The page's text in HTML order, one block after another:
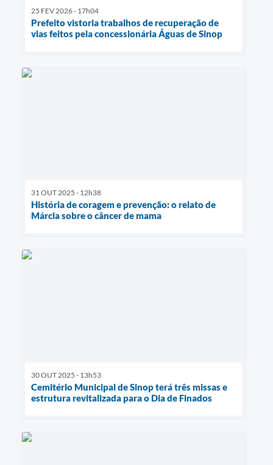
25 FEV 2026 - 17h04
Prefeito vistoria trabalhos de recuperação de
vias feitos pela concessionária Águas de Sinop
31 OUT 2025 - 12h38
História de coragem e prevenção: o relato de
Márcia sobre o câncer de mama
30 OUT 2025 - 13h53
Cemitério Municipal de Sinop terá três missas e
estrutura revitalizada para o Dia de Finados